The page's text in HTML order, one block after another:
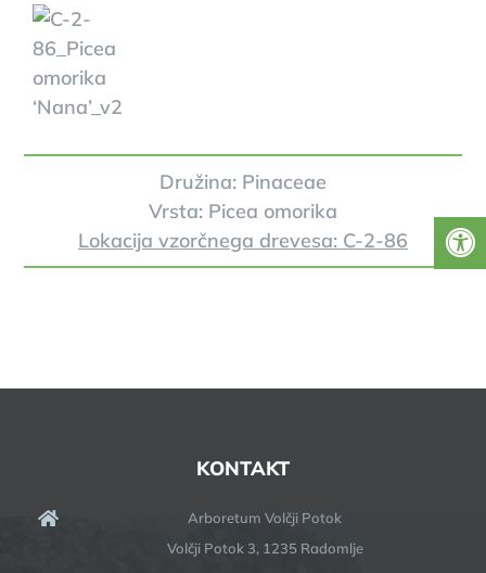
Družina: Pinaceae
Vrsta: Picea omorika
Lokacija vzorčnega drevesa: C-2-86
KONTAKT
Arboretum Volčji Potok
Volčji Potok 3, 1235 Radomlje